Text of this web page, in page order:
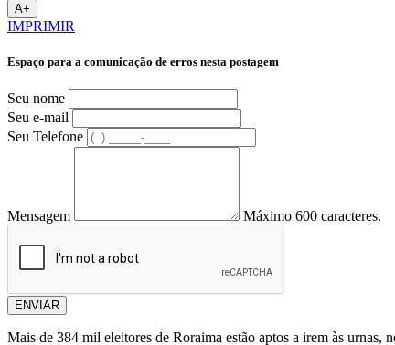
A+
IMPRIMIR
Espaço para a comunicação de erros nesta postagem
Seu nome
Seu e-mail
Seu Telefone
Mensagem Máximo 600 caracteres.
ENVIAR
Mais de 384 mil eleitores de Roraima estão aptos a irem às urnas,